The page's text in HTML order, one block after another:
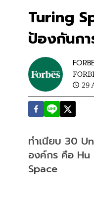
Turing
ป้องกันก
29
ทำเนียบ 30
องค์กร คือ
Space